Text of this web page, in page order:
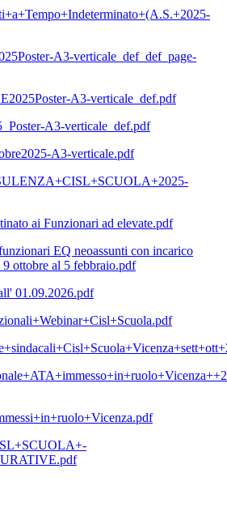
A3-verticale_def_def_page-
A3-verticale_def.pdf
A3-verticale_def.pdf
A3-verticale.pdf
ai Funzionari ad elevate.pdf
EQ neoassunti con incarico
ottobre al 5 febbraio.pdf
01.09.2026.pdf